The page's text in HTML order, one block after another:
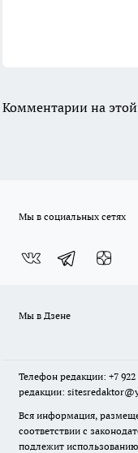
Комментарии на
Мы в социальных сетях
Мы в Дзене
Телефон редакции: +7
редакции:
Вся информация,
соответствии с
подлежит